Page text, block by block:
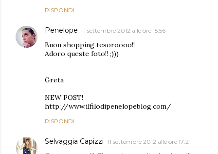
RISPONDI
Penelope 11 settembre 2012 alle ore 15:56
Buon shopping tesoroooo!!
Adoro queste foto!! ;)))
Greta
NEW POST!
http://www.ilfilodipenelopeblog.com/
RISPONDI
Selvaggia Capizzi 11 settembre 2012 alle ore 17:21